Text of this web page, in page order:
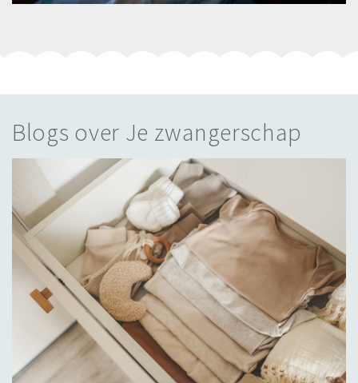
Blogs over Je zwangerschap